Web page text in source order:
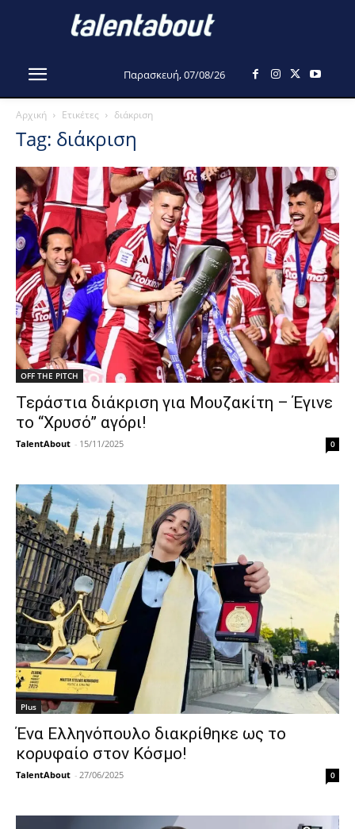
Παρασκευή, 07/08/26
Αρχική Ετικέτες διάκριση
Tag: διάκριση
OFF THE PITCH
Τεράστια διάκριση για Μουζακίτη – Έγινε
το “Χρυσό” αγόρι!
TalentAbout - 15/11/2025 0
Plus
Ένα Ελληνόπουλο διακρίθηκε ως το
κορυφαίο στον Κόσμο!
TalentAbout - 27/06/2025 0